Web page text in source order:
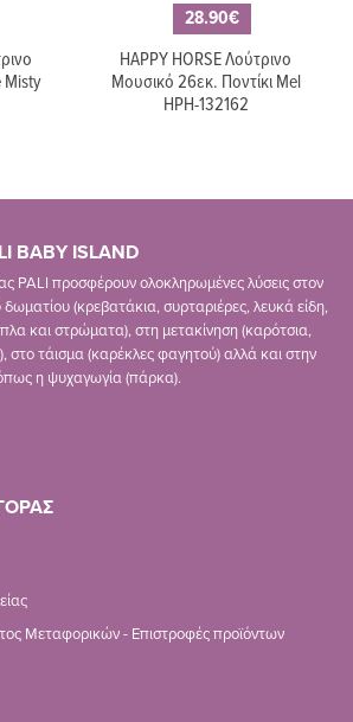
Misty
28.90€
HAPPY HORSE Λούτρινο
Μουσικό 26εκ. Ποντίκι Mel
HPH-132162
BABY ISLAND
PALI προσφέρουν ολοκληρωμένες λύσεις στον
(κρεβατάκια, συρταριέρες, λευκά είδη,
και στρώματα), στη μετακίνηση (καρότσια,
στο τάισμα (καρέκλες φαγητού) αλλά και στην
η ψυχαγωγία (πάρκα).
Μεταφορικών - Επιστροφές προϊόντων